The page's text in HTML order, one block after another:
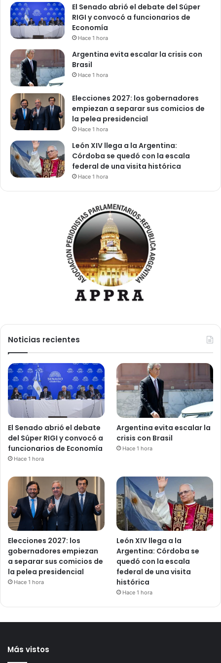
El Senado abrió el debate del Súper
RIGI y convocó a funcionarios de
Economía
Hace 1 hora
Argentina evita escalar la crisis con
Brasil
Hace 1 hora
Elecciones 2027: los gobernadores
empiezan a separar sus comicios de
la pelea presidencial
Hace 1 hora
León XIV llega a la Argentina:
Córdoba se quedó con la escala
federal de una visita histórica
Hace 1 hora
Noticias recientes
El Senado abrió el debate
del Súper RIGI y convocó a
funcionarios de Economía
Hace 1 hora
Argentina evita escalar la
crisis con Brasil
Hace 1 hora
Elecciones 2027: los
gobernadores empiezan
a separar sus comicios de
la pelea presidencial
Hace 1 hora
León XIV llega a la
Argentina: Córdoba se
quedó con la escala
federal de una visita
histórica
Hace 1 hora
Más vistos